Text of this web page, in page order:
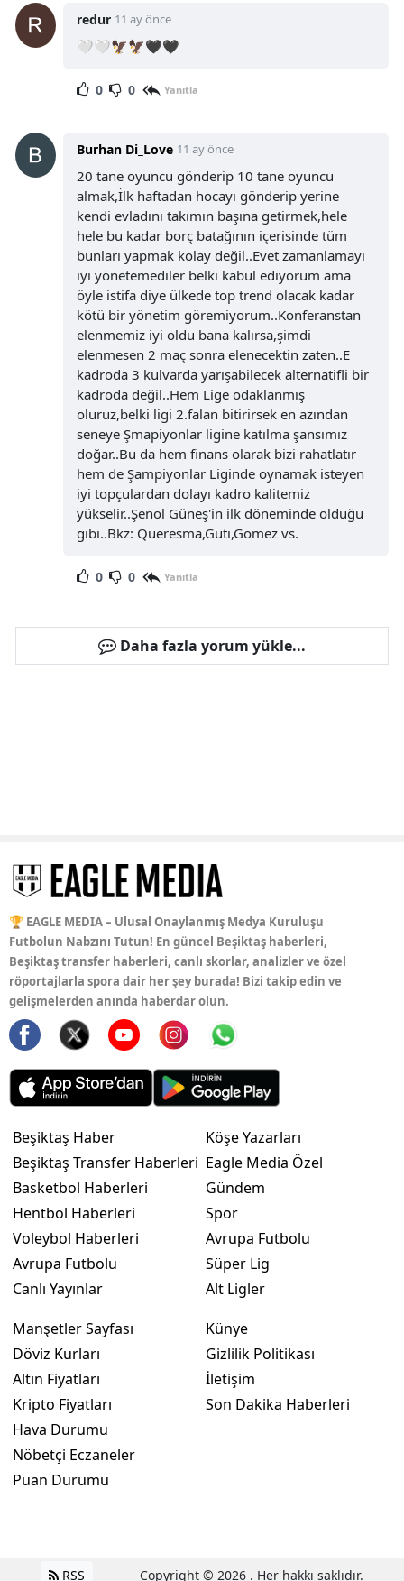
redur 11 ay önce
🤍🤍🦅🦅🖤🖤
0 0 Yanıtla
Burhan Di_Love 11 ay önce
20 tane oyuncu gönderip 10 tane oyuncu
almak,İlk haftadan hocayı gönderip yerine
kendi evladını takımın başına getirmek,hele
hele bu kadar borç batağının içerisinde tüm
bunları yapmak kolay değil..Evet zamanlamayı
iyi yönetemediler belki kabul ediyorum ama
öyle istifa diye ülkede top trend olacak kadar
kötü bir yönetim göremiyorum..Konferanstan
elenmemiz iyi oldu bana kalırsa,şimdi
elenmesen 2 maç sonra elenecektin zaten..E
kadroda 3 kulvarda yarışabilecek alternatifli bir
kadroda değil..Hem Lige odaklanmış
oluruz,belki ligi 2.falan bitirirsek en azından
seneye Şmapiyonlar ligine katılma şansımız
doğar..Bu da hem finans olarak bizi rahatlatır
hem de Şampiyonlar Liginde oynamak isteyen
iyi topçulardan dolayı kadro kalitemiz
yükselir..Şenol Güneş'in ilk döneminde olduğu
gibi..Bkz: Queresma,Guti,Gomez vs.
0 0 Yanıtla
Daha fazla yorum yükle...
🏆 EAGLE MEDIA – Ulusal Onaylanmış Medya Kuruluşu
Futbolun Nabzını Tutun! En güncel Beşiktaş haberleri,
Beşiktaş transfer haberleri, canlı skorlar, analizler ve özel
röportajlarla spora dair her şey burada! Bizi takip edin ve
gelişmelerden anında haberdar olun.
Beşiktaş Haber
Beşiktaş Transfer Haberleri
Basketbol Haberleri
Hentbol Haberleri
Voleybol Haberleri
Avrupa Futbolu
Canlı Yayınlar
Köşe Yazarları
Eagle Media Özel
Gündem
Spor
Avrupa Futbolu
Süper Lig
Alt Ligler
Manşetler Sayfası
Döviz Kurları
Altın Fiyatları
Kripto Fiyatları
Hava Durumu
Nöbetçi Eczaneler
Puan Durumu
Künye
Gizlilik Politikası
İletişim
Son Dakika Haberleri
RSS Copyright © 2026 . Her hakkı saklıdır.